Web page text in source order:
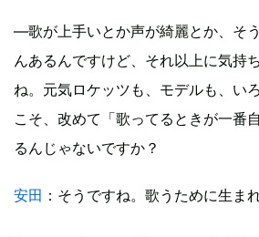
―歌が上手いとか声が綺麗とか、そ
んあるんですけど、それ以上に気持
ね。元気ロケッツも、モデルも、い
こそ、改めて「歌ってるときが一番
るんじゃないですか？
安田 ：そうですね。歌うために生ま